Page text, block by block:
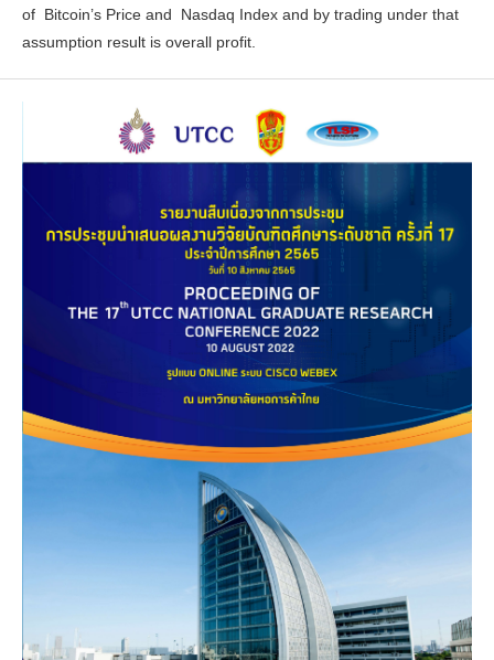
of Bitcoin’s Price and Nasdaq Index and by trading under that
assumption result is overall profit.